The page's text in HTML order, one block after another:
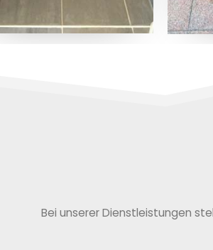
Bei unserer Dienstleistungen